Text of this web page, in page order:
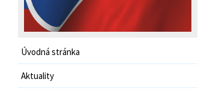
Úvodná stránka
Aktuality